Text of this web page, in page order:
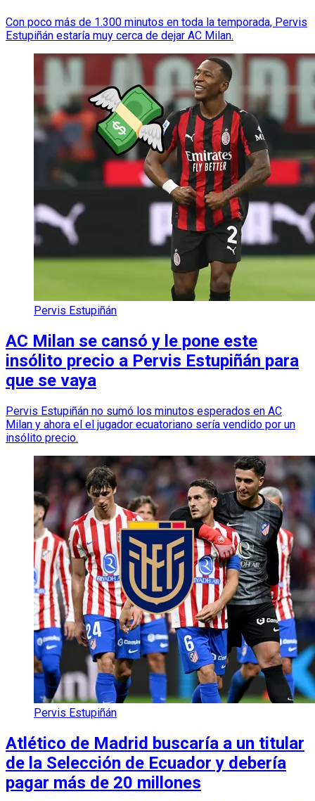
Con poco más de 1.300 minutos en toda la temporada, Pervis
Estupiñán estaría muy cerca de dejar AC Milan.
Pervis Estupiñán
AC Milan se cansó y le pone este
insólito precio a Pervis Estupiñán para
que se vaya
Pervis Estupiñán no sumó los minutos esperados en AC
Milan y ahora el el jugador ecuatoriano sería vendido por un
insólito precio.
Pervis Estupiñán
Atlético de Madrid buscaría a un titular
de la Selección de Ecuador y debería
pagar más de 20 millones